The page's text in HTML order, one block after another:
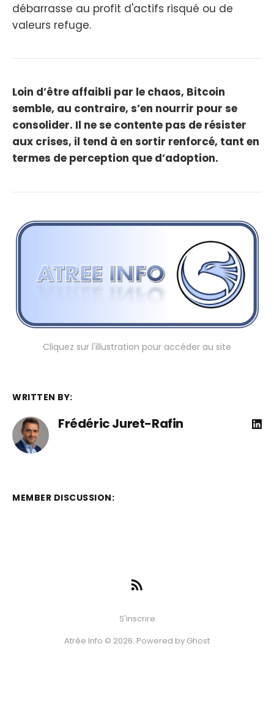
débarrasse au profit d'actifs risqué ou de
valeurs refuge.
Loin d’être affaibli par le chaos, Bitcoin
semble, au contraire, s’en nourrir pour se
consolider. Il ne se contente pas de résister
aux crises, il tend à en sortir renforcé, tant en
termes de perception que d’adoption.
Cliquez sur l'illustration pour accéder au site
WRITTEN BY:
Frédéric Juret-Rafin
MEMBER DISCUSSION:
S'inscrire
Atrée Info © 2026. Powered by Ghost